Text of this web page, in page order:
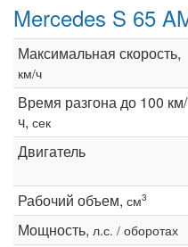
Mercedes S 65
Максимальная скорость,
км/ч
Время разгона до 100 км/
ч, сек
Двигатель
Рабочий объем, см3
Мощность, л.с. / оборотах